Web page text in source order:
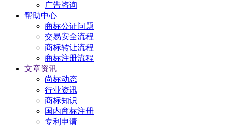
广告咨询
帮助中心
商标公证问题
交易安全流程
商标转让流程
商标注册流程
文章资讯
尚标动态
行业资讯
商标知识
国内商标注册
专利申请